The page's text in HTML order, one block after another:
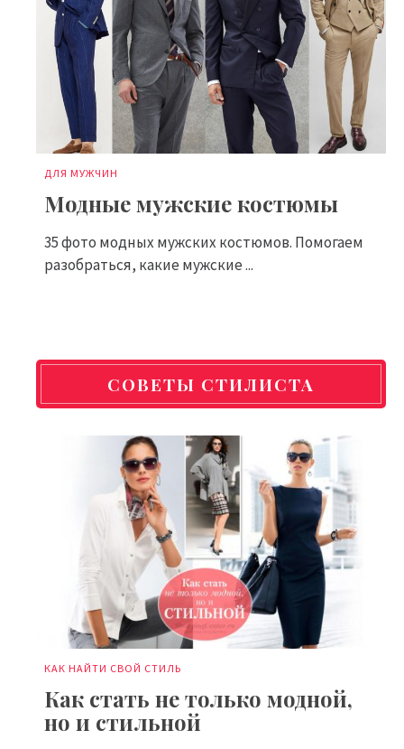
ДЛЯ МУЖЧИН
Модные мужские костюмы
35 фото модных мужских костюмов. Помогаем
разобраться, какие мужские ...
СОВЕТЫ СТИЛИСТА
КАК НАЙТИ СВОЙ СТИЛЬ
Как стать не только модной,
но и стильной